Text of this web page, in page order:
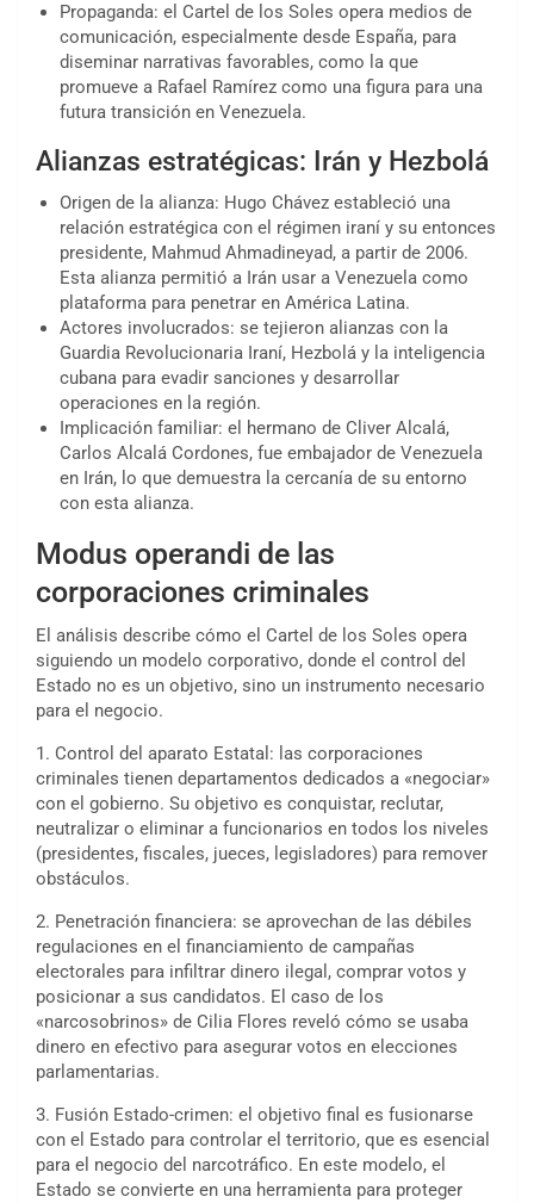
Propaganda: el Cartel de los Soles opera medios de
comunicación, especialmente desde España, para
diseminar narrativas favorables, como la que
promueve a Rafael Ramírez como una figura para una
futura transición en Venezuela.
Alianzas estratégicas: Irán y Hezbolá
Origen de la alianza: Hugo Chávez estableció una
relación estratégica con el régimen iraní y su entonces
presidente, Mahmud Ahmadineyad, a partir de 2006.
Esta alianza permitió a Irán usar a Venezuela como
plataforma para penetrar en América Latina.
Actores involucrados: se tejieron alianzas con la
Guardia Revolucionaria Iraní, Hezbolá y la inteligencia
cubana para evadir sanciones y desarrollar
operaciones en la región.
Implicación familiar: el hermano de Cliver Alcalá,
Carlos Alcalá Cordones, fue embajador de Venezuela
en Irán, lo que demuestra la cercanía de su entorno
con esta alianza.
Modus operandi de las
corporaciones criminales
El análisis describe cómo el Cartel de los Soles opera
siguiendo un modelo corporativo, donde el control del
Estado no es un objetivo, sino un instrumento necesario
para el negocio.
1. Control del aparato Estatal: las corporaciones
criminales tienen departamentos dedicados a «negociar»
con el gobierno. Su objetivo es conquistar, reclutar,
neutralizar o eliminar a funcionarios en todos los niveles
(presidentes, fiscales, jueces, legisladores) para remover
obstáculos.
2. Penetración financiera: se aprovechan de las débiles
regulaciones en el financiamiento de campañas
electorales para infiltrar dinero ilegal, comprar votos y
posicionar a sus candidatos. El caso de los
«narcosobrinos» de Cilia Flores reveló cómo se usaba
dinero en efectivo para asegurar votos en elecciones
parlamentarias.
3. Fusión Estado-crimen: el objetivo final es fusionarse
con el Estado para controlar el territorio, que es esencial
para el negocio del narcotráfico. En este modelo, el
Estado se convierte en una herramienta para proteger